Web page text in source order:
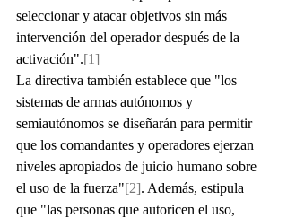
seleccionar y atacar objetivos sin más
intervención del operador después de la
activación".[1]
La directiva también establece que "los
sistemas de armas autónomos y
semiautónomos se diseñarán para permitir
que los comandantes y operadores ejerzan
niveles apropiados de juicio humano sobre
el uso de la fuerza"[2]. Además, estipula
que "las personas que autoricen el uso,